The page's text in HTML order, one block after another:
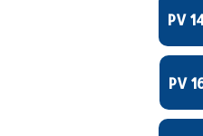
PV
PV